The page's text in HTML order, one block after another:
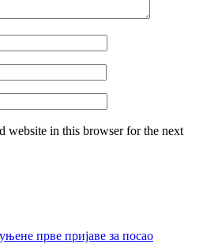
website in this browser for the next
прве пријаве за посао